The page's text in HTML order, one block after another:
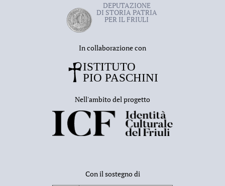
DEPUTAZIONE
DI STORIA PATRIA
PER IL FRIULI
In collaborazione con
Nell'ambito del progetto
Con il sostegno di